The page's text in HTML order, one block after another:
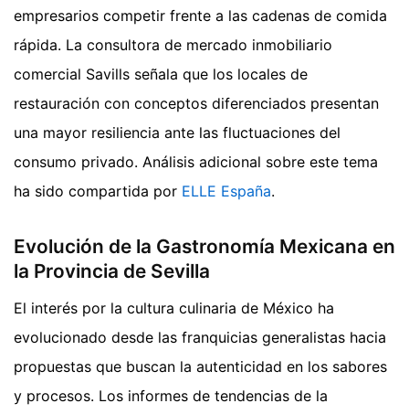
empresarios competir frente a las cadenas de comida
rápida. La consultora de mercado inmobiliario
comercial Savills señala que los locales de
restauración con conceptos diferenciados presentan
una mayor resiliencia ante las fluctuaciones del
consumo privado. Análisis adicional sobre este tema
ha sido compartida por ELLE España.
Evolución de la Gastronomía Mexicana en
la Provincia de Sevilla
El interés por la cultura culinaria de México ha
evolucionado desde las franquicias generalistas hacia
propuestas que buscan la autenticidad en los sabores
y procesos. Los informes de tendencias de la